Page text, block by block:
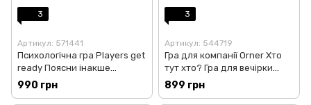
3
Артикул: 571441
Психологічна гра Players get
ready Поясни інакше
психологічні слова
(4820271180111)
990 грн
3
Артикул: 544719
Гра для компанії Orner Хто
тут хто? Гра для вечірки
(orner-2811)
899 грн